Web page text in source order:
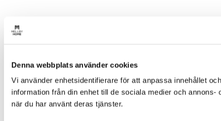
Denna webbplats använder cookies
Vi använder enhetsidentifierare för att anpassa innehållet
information från din enhet till de sociala medier och
när du har använt deras tjänster.